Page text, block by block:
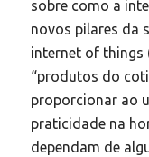
sobre como a
novos pilares da
internet of things
“produtos do
proporcionar ao
praticidade na
dependam de